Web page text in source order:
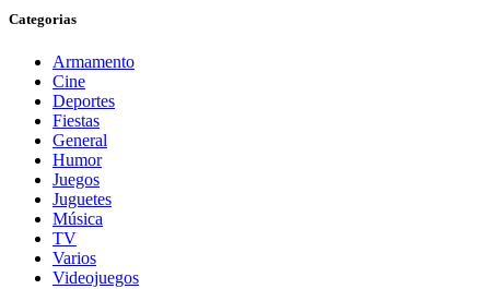
Categorias
Armamento
Cine
Deportes
Fiestas
General
Humor
Juegos
Juguetes
Música
TV
Varios
Videojuegos